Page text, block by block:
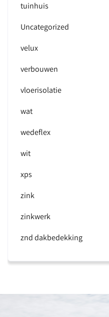
tuinhuis
Uncategorized
velux
verbouwen
vloerisolatie
wat
wedeflex
wit
xps
zink
zinkwerk
znd dakbedekking